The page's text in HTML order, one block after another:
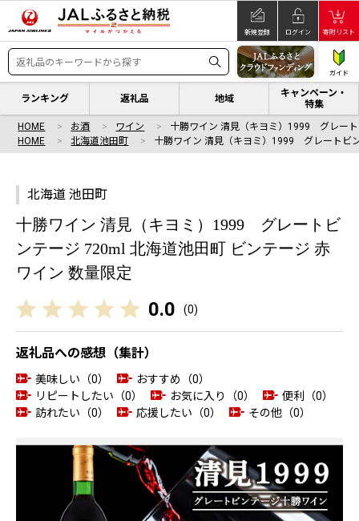
新規登録 ログイン 寄附リスト
ガイド
ランキング 返礼品 地域
キャンペーン・
特集
HOME お酒 ワイン
十勝ワイン 清見（キヨミ）1999 グレー
HOME
北海道池田町 十勝ワイン 清見（キヨミ）1999 グレートビ
北海道 池田町
十勝ワイン 清見（キヨミ）1999 グレートビ
ンテージ 720ml 北海道池田町 ビンテージ 赤
ワイン 数量限定
0.0 (0)
返礼品への感想（集計）
美味しい（0）
おすすめ（0）
リピートしたい（0）
お気に入り（0）
便利（0）
訪れたい（0）
応援したい（0） その他（0）